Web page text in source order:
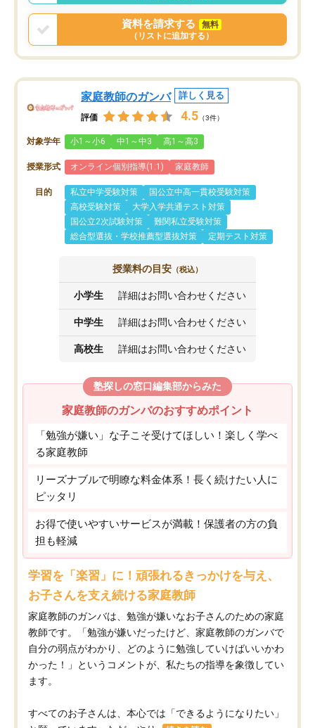
資料を請求する
無料
（リストに追加する）
家庭教師のガンバ 詳しく見る
評価 4.5 （3件）
対象学年 小1～小6 中1～中3 高1～高3
授業形式 オンライン個別指導(1:1) 家庭教師
目的 私立中学受験対策
国公立中高一貫校受験対策
高校受験対策
大学入学共通テスト対策
国公立2次試験対策
難関私立受験対策
総合型選抜・学校推薦型選抜対策
定期テスト対策
授業料の目安 （税込）
小学生 詳細はお問い合わせください
中学生 詳細はお問い合わせください
高校生 詳細はお問い合わせください
塾探しの窓口編集部からみた
家庭教師のガンバのおすすめポイント
「勉強が嫌い」な子こそ受けてほしい！楽しく学べ
る家庭教師
リーズナブルで明瞭な料金体系！長く続けたい人に
ピッタリ
お得で使いやすいサービスが満載！保護者の方の負
担も軽減
学習を「楽習」に！頑張れるきっかけを与え、
お子さんを支え続ける家庭教師
家庭教師のガンバは、勉強が嫌いなお子さんのための家庭
教師です。「勉強が嫌いだったけど、家庭教師のガンバで
自分の弱点がわかり、どのように勉強していけばいいかわ
かった！」というコメントが、私たちの指導を象徴してい
ます。
すべてのお子さんは、本心では「できるようになりたい」